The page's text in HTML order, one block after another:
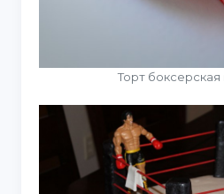
Торт боксерская